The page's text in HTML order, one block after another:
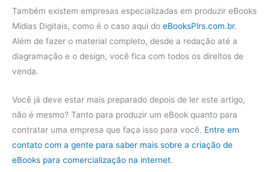
Também existem empresas especializadas em produzir eBooks
Mídias Digitais, como é o caso aqui do eBooksPlrs.com.br.
Além de fazer o material completo, desde a redação até a
diagramação e o design, você fica com todos os direitos de
venda.
Você já deve estar mais preparado depois de ler este artigo,
não é mesmo? Tanto para produzir um eBook quanto para
contratar uma empresa que faça isso para você. Entre em
contato com a gente para saber mais sobre a criação de
eBooks para comercialização na internet.